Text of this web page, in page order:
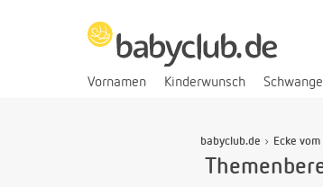
Vornamen Kinderwunsch
babyclub.de Ecke